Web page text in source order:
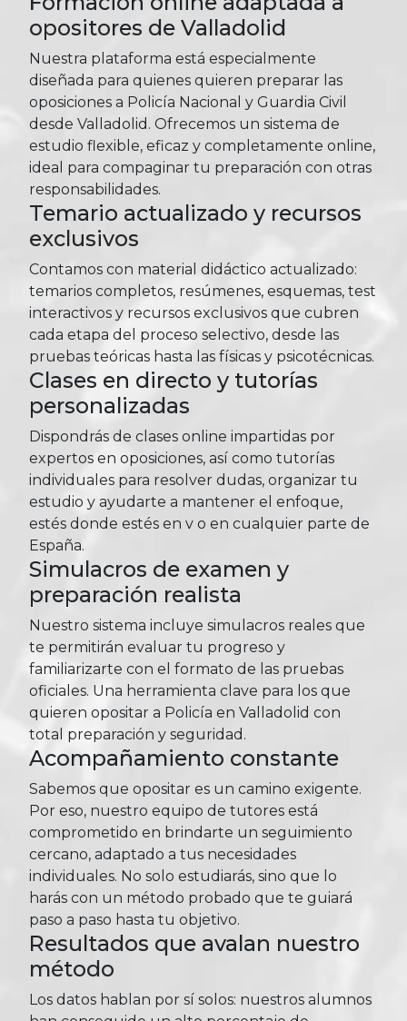
opositores de Valladolid
Nuestra plataforma está especialmente
diseñada para quienes quieren preparar las
oposiciones a Policía Nacional y Guardia Civil
desde Valladolid. Ofrecemos un sistema de
estudio flexible, eficaz y completamente online,
ideal para compaginar tu preparación con otras
responsabilidades.
Temario actualizado y recursos
exclusivos
Contamos con material didáctico actualizado:
temarios completos, resúmenes, esquemas, test
interactivos y recursos exclusivos que cubren
cada etapa del proceso selectivo, desde las
pruebas teóricas hasta las físicas y psicotécnicas.
Clases en directo y tutorías
personalizadas
Dispondrás de clases online impartidas por
expertos en oposiciones, así como tutorías
individuales para resolver dudas, organizar tu
estudio y ayudarte a mantener el enfoque,
estés donde estés en v o en cualquier parte de
España.
Simulacros de examen y
preparación realista
Nuestro sistema incluye simulacros reales que
te permitirán evaluar tu progreso y
familiarizarte con el formato de las pruebas
oficiales. Una herramienta clave para los que
quieren opositar a Policía en Valladolid con
total preparación y seguridad.
Acompañamiento constante
Sabemos que opositar es un camino exigente.
Por eso, nuestro equipo de tutores está
comprometido en brindarte un seguimiento
cercano, adaptado a tus necesidades
individuales. No solo estudiarás, sino que lo
harás con un método probado que te guiará
paso a paso hasta tu objetivo.
Resultados que avalan nuestro
método
Los datos hablan por sí solos: nuestros alumnos